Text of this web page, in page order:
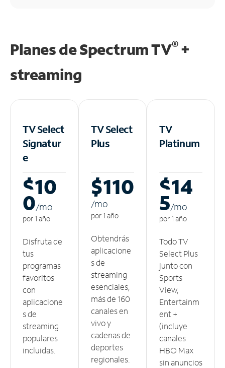
Planes de Spectrum TV®+
streaming
TV Select
Signatur
e
$10
0/mo
por 1 año
Disfruta de
tus
programas
favoritos
con
aplicacione
s de
streaming
populares
incluidas.
TV Select
Plus
$110
/mo
por 1 año
Obtendrás
aplicacione
s de
streaming
esenciales,
más de 160
canales en
vivo y
cadenas de
deportes
regionales.
TV
Platinum
$14
5/mo
por 1 año
Todo TV
Select Plus
junto con
Sports
View,
Entertainm
ent +
(incluye
canales
HBO Max
sin anuncios